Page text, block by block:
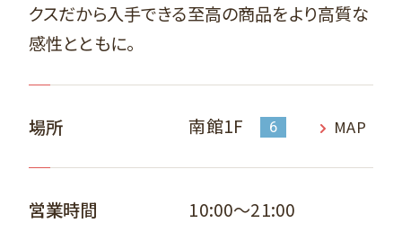
クスだから入手できる至高の商品をより高質な
感性とともに。
場所 南館1F 6 MAP
営業時間 10:00～21:00